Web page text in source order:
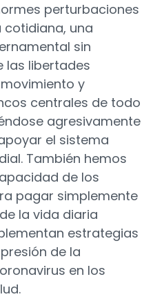
perturbaciones
cotidiana, una
sin
las libertades
y
centrales de todo
agresivamente
el sistema
También hemos
de los
pagar simplemente
la vida diaria
estrategias
de la
en los